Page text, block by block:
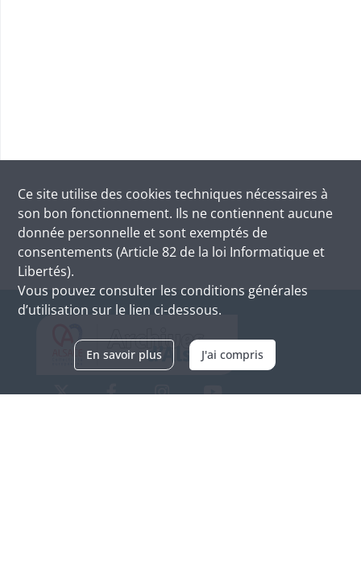
Ce site utilise des cookies techniques nécessaires à
son bon fonctionnement. Ils ne contiennent aucune
donnée personnelle et sont exemptés de
consentements (Article 82 de la loi Informatique et
Libertés).
Vous pouvez consulter les conditions générales
d’utilisation sur le lien ci-dessous.
En savoir plus J'ai compris